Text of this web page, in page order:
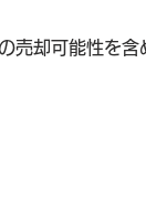
売却可能性を含